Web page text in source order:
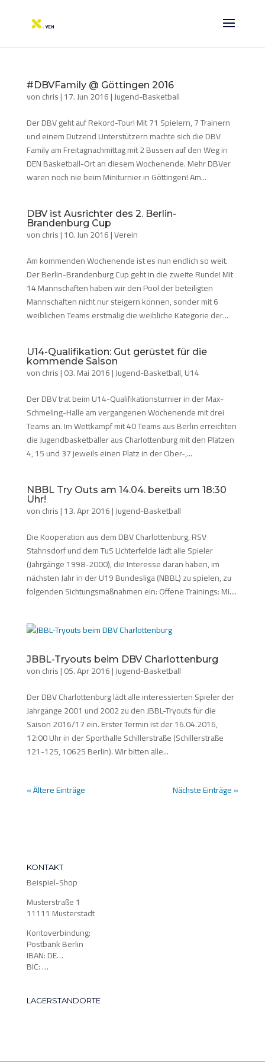
#DBVFamily @ Göttingen 2016
vonchris|17. Jun 2016|Jugend-Basketball
Der DBV geht auf Rekord-Tour! Mit 71 Spielern, 7 Trainern
und einem Dutzend Unterstützern machte sich die DBV
Family am Freitagnachmittag mit 2 Bussen auf den Weg in
DEN Basketball-Ort an diesem Wochenende. Mehr DBVer
waren noch nie beim Miniturnier in Göttingen! Am...
DBV ist Ausrichter des 2. Berlin-
Brandenburg Cup
vonchris|10. Jun 2016|Verein
Am kommenden Wochenende ist es nun endlich so weit.
Der Berlin-Brandenburg Cup geht in die zweite Runde! Mit
14 Mannschaften haben wir den Pool der beteiligten
Mannschaften nicht nur steigern können, sonder mit 6
weiblichen Teams erstmalig die weibliche Kategorie der...
U14-Qualifikation: Gut gerüstet für die
kommende Saison
vonchris|03. Mai 2016|Jugend-Basketball,U14
Der DBV trat beim U14-Qualifikationsturnier in der Max-
Schmeling-Halle am vergangenen Wochenende mit drei
Teams an. Im Wettkampf mit 40 Teams aus Berlin erreichten
die Jugendbasketballer aus Charlottenburg mit den Plätzen
4, 15 und 37 jeweils einen Platz in der Ober-,...
NBBL Try Outs am 14.04. bereits um 18:30
Uhr!
vonchris|13. Apr 2016|Jugend-Basketball
Die Kooperation aus dem DBV Charlottenburg, RSV
Stahnsdorf und dem TuS Lichterfelde lädt alle Spieler
(Jahrgänge 1998-2000), die Interesse daran haben, im
nächsten Jahr in der U19 Bundesliga (NBBL) zu spielen, zu
folgenden Sichtungsmaßnahmen ein: Offene Trainings: Mi....
JBBL-Tryouts beim DBV Charlottenburg
vonchris|05. Apr 2016|Jugend-Basketball
Der DBV Charlottenburg lädt alle interessierten Spieler der
Jahrgänge 2001 und 2002 zu den JBBL-Tryouts für die
Saison 2016/17 ein. Erster Termin ist der 16.04.2016,
12:00 Uhr in der Sporthalle Schillerstraße (Schillerstraße
121-125, 10625 Berlin). Wir bitten alle...
« Ältere Einträge Nächste Einträge »
KONTAKT
Beispiel-Shop
Musterstraße 1
11111 Musterstadt
Kontoverbindung:
Postbank Berlin
IBAN: DE…
BIC: …
LAGERSTANDORTE